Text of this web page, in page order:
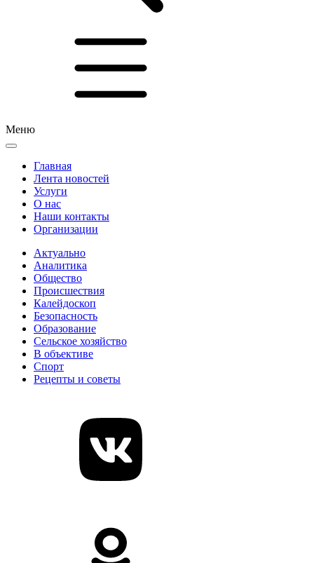
Меню
Главная
Лента новостей
Услуги
О нас
Наши контакты
Организации
Актуально
Аналитика
Общество
Происшествия
Калейдоскоп
Безопасность
Образование
Сельское хозяйство
В объективе
Спорт
Рецепты и советы